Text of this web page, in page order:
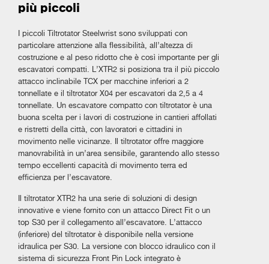
più piccoli
I piccoli Tiltrotator Steelwrist sono sviluppati con
particolare attenzione alla flessibilità, all’altezza di
costruzione e al peso ridotto che è così importante per gli
escavatori compatti. L’XTR2 si posiziona tra il più piccolo
attacco inclinabile TCX per macchine inferiori a 2
tonnellate e il tiltrotator X04 per escavatori da 2,5 a 4
tonnellate. Un escavatore compatto con tiltrotator è una
buona scelta per i lavori di costruzione in cantieri affollati
e ristretti della città, con lavoratori e cittadini in
movimento nelle vicinanze. Il tiltrotator offre maggiore
manovrabilità in un’area sensibile, garantendo allo stesso
tempo eccellenti capacità di movimento terra ed
efficienza per l’escavatore.
Il tiltrotator XTR2 ha una serie di soluzioni di design
innovative e viene fornito con un attacco Direct Fit o un
top S30 per il collegamento all’escavatore. L’attacco
(inferiore) del tiltrotator è disponibile nella versione
idraulica per S30. La versione con blocco idraulico con il
sistema di sicurezza Front Pin Lock integrato è